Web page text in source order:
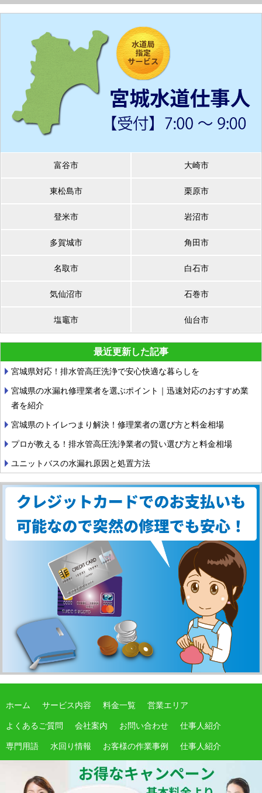
富谷市 大崎市
東松島市 栗原市
登米市 岩沼市
多賀城市 角田市
名取市 白石市
気仙沼市 石巻市
塩竈市 仙台市
最近更新した記事
宮城県対応！排水管高圧洗浄で安心快適な暮らしを
宮城県の水漏れ修理業者を選ぶポイント｜迅速対応のおすすめ業
者を紹介
宮城県のトイレつまり解決！修理業者の選び方と料金相場
プロが教える！排水管高圧洗浄業者の賢い選び方と料金相場
ユニットバスの水漏れ原因と処置方法
ホーム サービス内容 料金一覧 営業エリア
よくあるご質問 会社案内 お問い合わせ 仕事人紹介
専門用語 水回り情報 お客様の作業事例 仕事人紹介
期間限定